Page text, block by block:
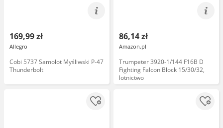
169,99 zł
Allegro
Cobi 5737 Samolot Myśliwski P-47
Thunderbolt
86,14 zł
Amazon.pl
Trumpeter 3920-1/144 F16B D
Fighting Falcon Block 15/30/32,
lotnictwo